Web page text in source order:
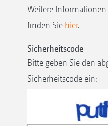
Weitere
finden Sie hier.
Sicherheitscode
Bitte geben Sie den
Sicherheitscode ein: